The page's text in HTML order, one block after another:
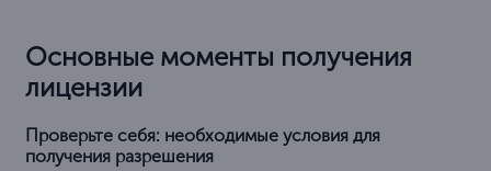
Основные моменты получения
лицензии
Проверьте себя: необходимые условия для
получения разрешения